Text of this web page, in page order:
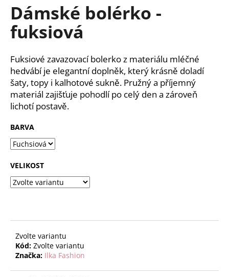
produktu
je
0,0
hvězdiček.
Dámské bolérko -
fuksiová
Fuksiové zavazovací bolerko z materiálu mléčné
hedvábí je elegantní doplněk, který krásně doladí
šaty, topy i kalhotové sukně. Pružný a příjemný
materiál zajišťuje pohodlí po celý den a zároveň
lichotí postavě.
BARVA
VELIKOST
Zvolte variantu
Kód: Zvolte variantu
Značka: Ilka Fashion
D
o
o
r
u
č
u
j
e
m
e